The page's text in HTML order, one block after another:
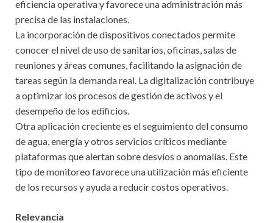
eficiencia operativa y favorece una administración más
precisa de las instalaciones.
La incorporación de dispositivos conectados permite
conocer el nivel de uso de sanitarios, oficinas, salas de
reuniones y áreas comunes, facilitando la asignación de
tareas según la demanda real. La digitalización contribuye
a optimizar los procesos de gestión de activos y el
desempeño de los edificios.
Otra aplicación creciente es el seguimiento del consumo
de agua, energía y otros servicios críticos mediante
plataformas que alertan sobre desvíos o anomalías. Este
tipo de monitoreo favorece una utilización más eficiente
de los recursos y ayuda a reducir costos operativos.
Relevancia